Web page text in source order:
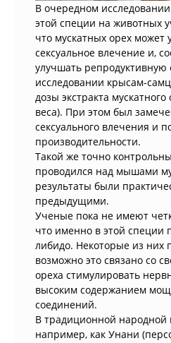
В очередном
этой специи на животных
что мускатных орех может
сексуальное влечение и,
улучшать
исследовании крысам-
дозы экстракта
веса). При этом был
сексуального влечения и
производительности.
Такой же точно
проводился над мышами
результаты были
предыдущими.
Ученые пока не имеют
что именно в этой специи
либидо. Некоторые из них
возможно это связано со
ореха стимулировать
высоким содержанием
соединений.
В традиционной народной
например, как Унани